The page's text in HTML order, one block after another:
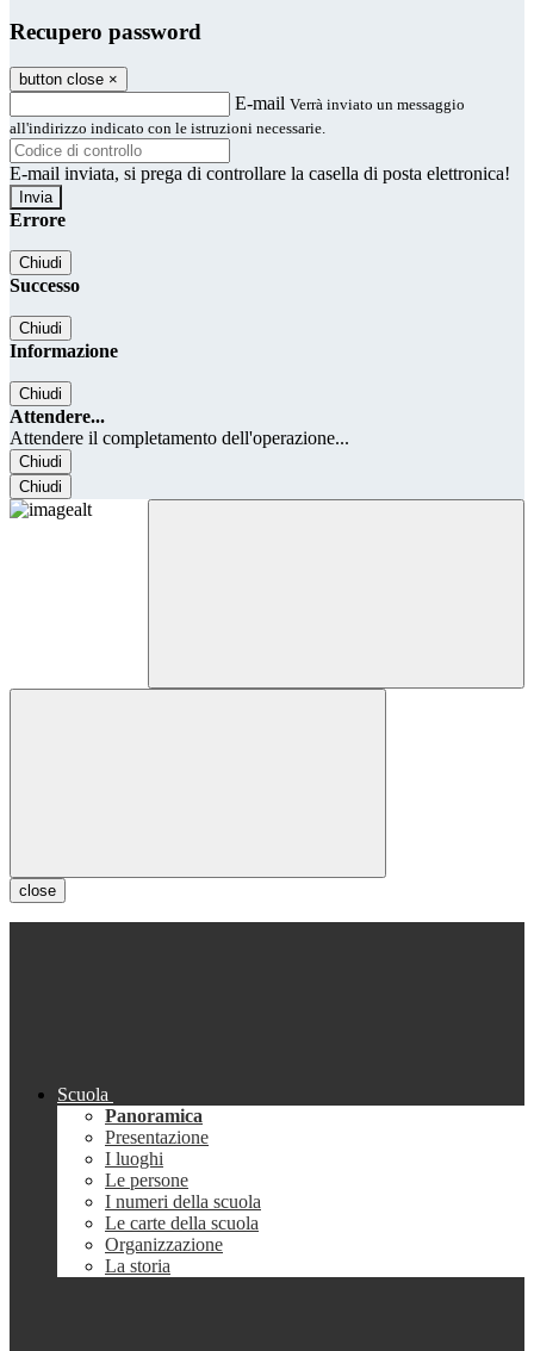
Recupero password
button close ×
E-mail Verrà inviato un messaggio
all'indirizzo indicato con le istruzioni necessarie.
E-mail inviata, si prega di controllare la casella di posta elettronica!
Errore
Chiudi
Successo
Chiudi
Informazione
Chiudi
Attendere...
Attendere il completamento dell'operazione...
Chiudi
Chiudi
close
Scuola
Panoramica
Presentazione
I luoghi
Le persone
I numeri della scuola
Le carte della scuola
Organizzazione
La storia